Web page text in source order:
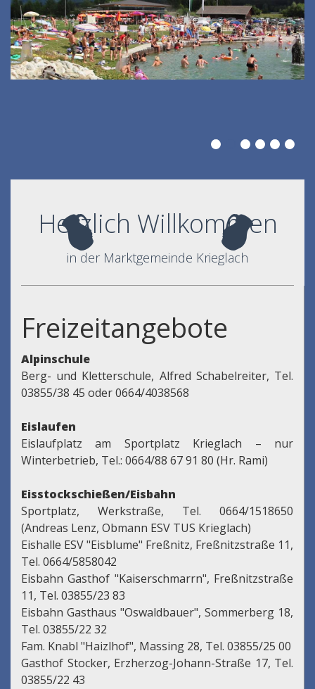
Herzlich Willkommen
in der Marktgemeinde Krieglach
Freizeitangebote
Alpinschule
Berg- und Kletterschule, Alfred Schabelreiter, Tel.
03855/38 45 oder 0664/4038568
Eislaufen
Eislaufplatz am Sportplatz Krieglach – nur
Winterbetrieb, Tel.: 0664/88 67 91 80 (Hr. Rami)
Eisstockschießen/Eisbahn
Sportplatz, Werkstraße, Tel. 0664/1518650
(Andreas Lenz, Obmann ESV TUS Krieglach)
Eishalle ESV "Eisblume" Freßnitz, Freßnitzstraße 11,
Tel. 0664/5858042
Eisbahn Gasthof "Kaiserschmarrn", Freßnitzstraße
11, Tel. 03855/23 83
Eisbahn Gasthaus "Oswaldbauer", Sommerberg 18,
Tel. 03855/22 32
Fam. Knabl "Haizlhof", Massing 28, Tel. 03855/25 00
Gasthof Stocker, Erzherzog-Johann-Straße 17, Tel.
03855/22 43